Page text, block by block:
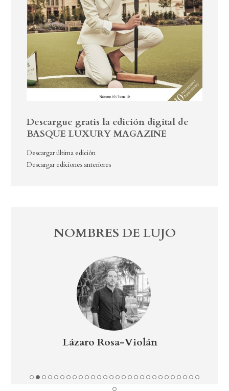
Descargue gratis la edición digital de
BASQUE LUXURY MAGAZINE
Descargar última edición
Descargar ediciones anteriores
NOMBRES DE LUJO
Andoni Luis Aduriz